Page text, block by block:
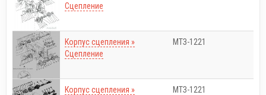
Сцепление
Корпус сцепления »
Сцепление
МТЗ-1221
Корпус сцепления »
МТЗ-1221